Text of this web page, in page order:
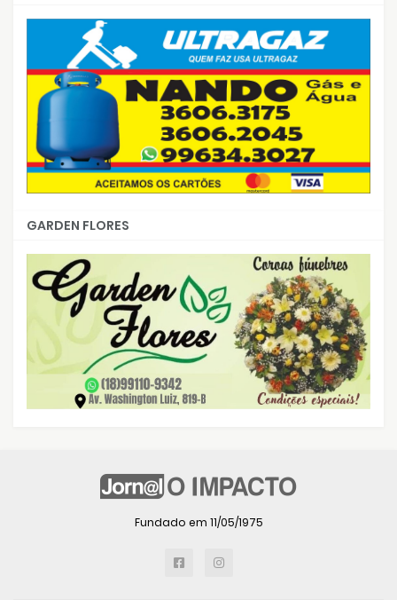
GARDEN FLORES
Fundado em 11/05/1975